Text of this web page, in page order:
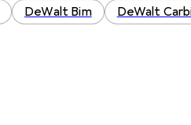
DeWalt Bim DeWalt